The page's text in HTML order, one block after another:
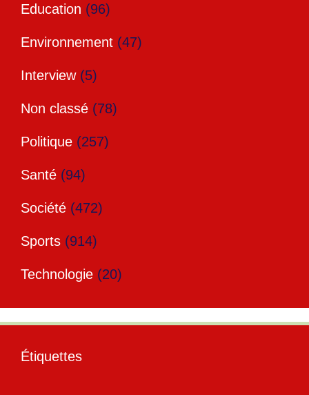
Education (96)
Environnement (47)
Interview(5)
Non classé (78)
Politique (257)
Santé (94)
Société (472)
Sports (914)
Technologie (20)
Étiquettes